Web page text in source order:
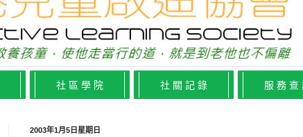
社 區 學 院 社 關 記 錄 服 務 查
2003年1月5日星期日